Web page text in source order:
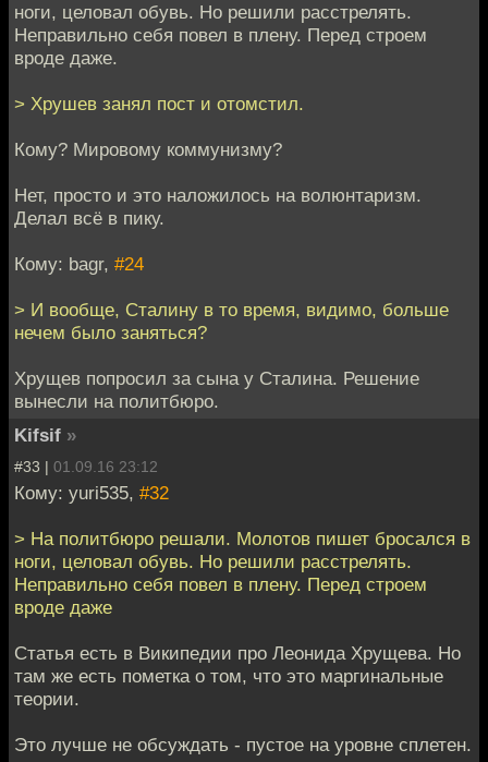
ноги, целовал обувь. Но решили расстрелять.
Неправильно себя повел в плену. Перед строем
вроде даже.
> Хрушев занял пост и отомстил.
Кому? Мировому коммунизму?
Нет, просто и это наложилось на волюнтаризм.
Делал всё в пику.
Кому: bagr, #24
> И вообще, Сталину в то время, видимо, больше
нечем было заняться?
Хрущев попросил за сына у Сталина. Решение
вынесли на политбюро.
Kifsif »
#33 | 01.09.16 23:12
Кому: yuri535, #32
> На политбюро решали. Молотов пишет бросался в
ноги, целовал обувь. Но решили расстрелять.
Неправильно себя повел в плену. Перед строем
вроде даже
Статья есть в Википедии про Леонида Хрущева. Но
там же есть пометка о том, что это маргинальные
теории.
Это лучше не обсуждать - пустое на уровне сплетен.